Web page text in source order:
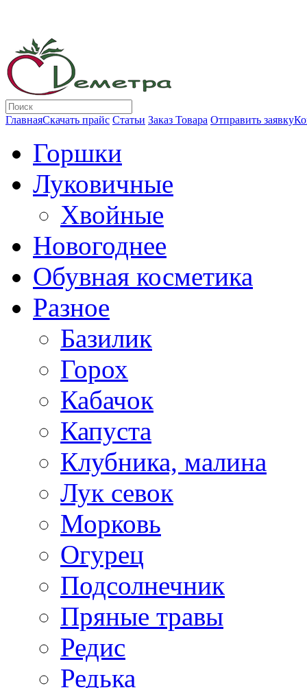
ГлавнаяСкачать прайс Статьи Заказ Товара Отправить заявку
Горшки
Луковичные
Хвойные
Новогоднее
Обувная косметика
Разное
Базилик
Горох
Кабачок
Капуста
Клубника, малина
Лук севок
Морковь
Огурец
Подсолнечник
Пряные травы
Редис
Редька